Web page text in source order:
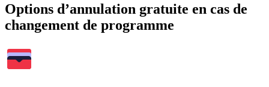
Options d’annulation gratuite en cas de
changement de programme